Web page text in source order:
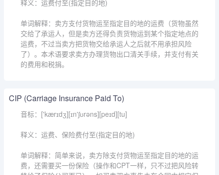
释义：运费付至(指定目的地)
单词解释：卖方支付货物运至指定目的地的运费（货物虽然
交给了承运人，但是卖方还得负责货物运到某个指定地点的
运费，不过当卖方把货物交给承运人之后就不用承担风险
了）。本术语要求卖方办理货物出口清关手续，并支付有关
的费用和税捐。
CIP (Carriage Insurance Paid To)
音标：['kærɪdʒ][ɪn'ʃʊrəns][peɪd][tu]
释义：运费、保险费付至(指定目的地)
单词解释：简单来说，卖方除支付货物运至指定目的地的运
费，还需要买一份保险（操作和CPT一样，只不过把风险转